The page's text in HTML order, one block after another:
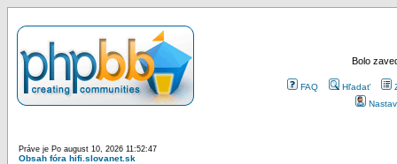
Bolo
FAQ Hľadať
Práve je Po august 10, 2026 11:52:47
Obsah fóra hifi.slovanet.sk